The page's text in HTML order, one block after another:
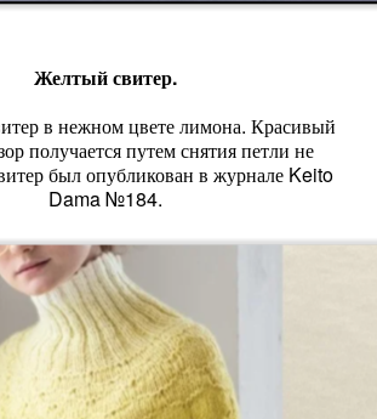
Желтый свитер.
в нежном цвете лимона. Красивый
получается путем снятия петли не
был опубликован в журнале Keito
Dama №184.